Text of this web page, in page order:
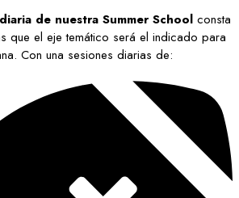
de nuestra Summer Schoolconsta
que el eje temático será el indicado para
Con una sesiones diarias de: